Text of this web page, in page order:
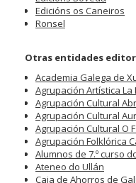
Edicións os Caneiros
Ronsel
Otras entidades
Academia Galega de
Agrupación Artística
Agrupación Cultural
Agrupación Cultural
Agrupación Cultural O
Agrupación Folklórica
Alumnos de 7.º curso
Ateneo do Ullán
Caja de Ahorros de